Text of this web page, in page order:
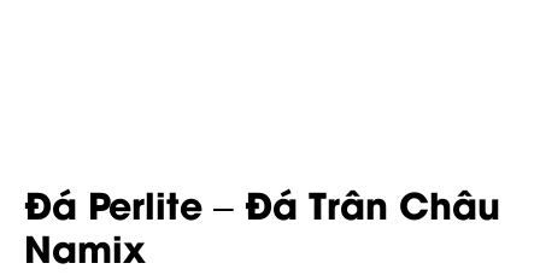
Đá Perlite – Đá Trân Châu
Namix